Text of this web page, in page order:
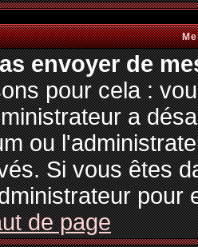
envoyer de
pour cela :
a
ou
Si vous êtes
pour
de page